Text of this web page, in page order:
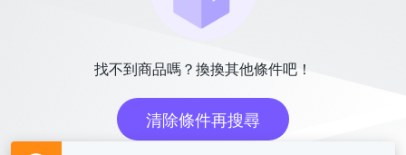
找不到商品嗎？換換其他條件吧！
清除條件再搜尋